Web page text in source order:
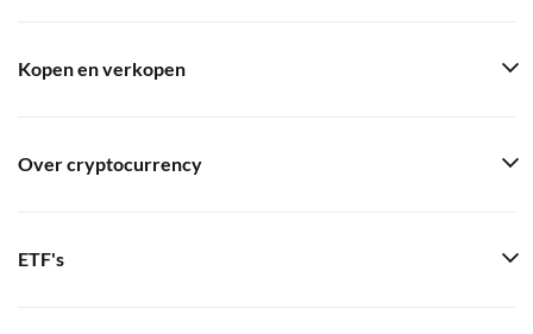
Kopen en verkopen
Over cryptocurrency
ETF's